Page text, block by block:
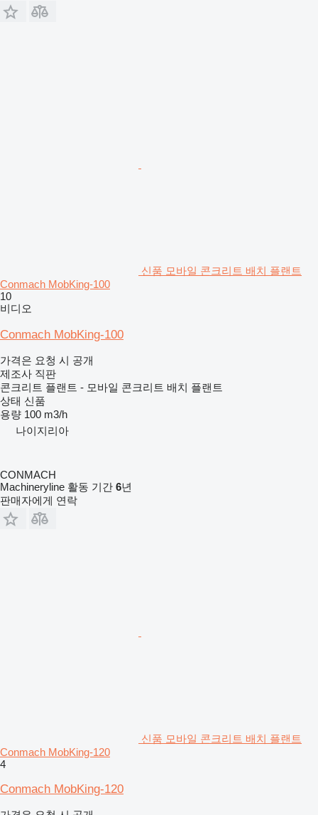
신품 모바일 콘크리트 배치 플랜트
Conmach MobKing-100
10
비디오
Conmach MobKing-100
가격은 요청 시 공개
제조사 직판
콘크리트 플랜트 - 모바일 콘크리트 배치 플랜트
상태 신품
용량 100 m3/h
나이지리아
CONMACH
Machineryline 활동 기간 6년
판매자에게 연락
신품 모바일 콘크리트 배치 플랜트
Conmach MobKing-120
4
Conmach MobKing-120